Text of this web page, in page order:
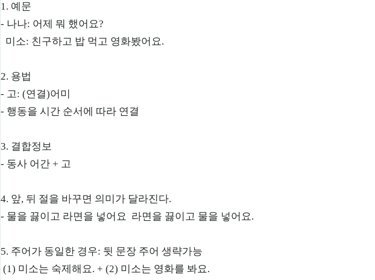
1. 예문
- 나나: 어제 뭐 했어요?
미소: 친구하고 밥 먹고 영화봤어요.
2. 용법
- 고: (연결)어미
- 행동을 시간 순서에 따라 연결
3. 결합정보
- 동사 어간 + 고
4. 앞, 뒤 절을 바꾸면 의미가 달라진다.
- 물을 끓이고 라면을 넣어요 라면을 끓이고 물을 넣어요.
5. 주어가 동일한 경우: 뒷 문장 주어 생략가능
(1) 미소는 숙제해요. + (2) 미소는 영화를 봐요.